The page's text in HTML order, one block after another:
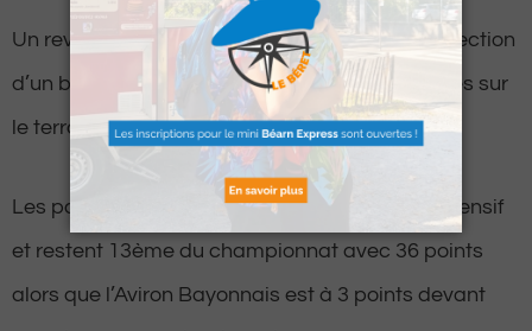
Un revers des plus logiques qui rapproche la Section
d’un barrage mérité au regard de ses faiblesses sur
le terrain.
Les palois prennent tout de même un point défensif
et restent 13ème du championnat avec 36 points
alors que l’Aviron Bayonnais est à 3 points devant